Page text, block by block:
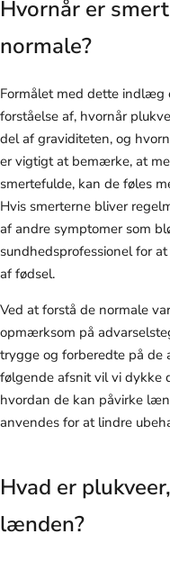
Hvornår er
normale?
Formålet med dette indlæg
forståelse af, hvornår
del af graviditeten, og
er vigtigt at bemærke, at
smertefulde, kan de føles
Hvis smerterne bliver
af andre symptomer som
sundhedsprofessionel for
af fødsel.
Ved at forstå de normale
opmærksom på
trygge og forberedte på de
følgende afsnit vil vi dykke
hvordan de kan påvirke
anvendes for at lindre
Hvad er
lænden?